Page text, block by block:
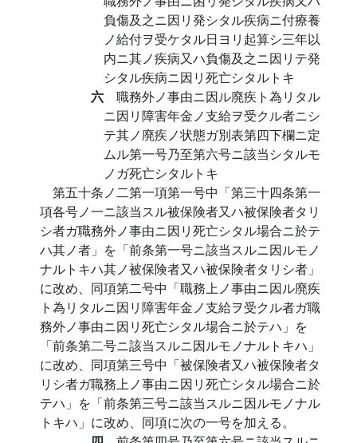
負傷及之ニ因リ発シタル疾病ニ付療養
ノ給付ヲ受ケタル日ヨリ起算シ三年以
内ニ其ノ疾病又ハ負傷及之ニ因リテ発
シタル疾病ニ因リ死亡シタルトキ
六 職務外ノ事由ニ因ル廃疾ト為リタル
ニ因リ障害年金ノ支給ヲ受クル者ニシ
テ其ノ廃疾ノ状態ガ別表第四下欄ニ定
ムル第一号乃至第六号ニ該当シタルモ
ノガ死亡シタルトキ
第五十条ノ二第一項第一号中「第三十四条第一
項各号ノ一ニ該当スル被保険者又ハ被保険者タリ
シ者ガ職務外ノ事由ニ因リ死亡シタル場合ニ於テ
ハ其ノ者」を「前条第一号ニ該当スルニ因ルモノ
ナルトキハ其ノ被保険者又ハ被保険者タリシ者」
に改め、同項第二号中「職務上ノ事由ニ因ル廃疾
ト為リタルニ因リ障害年金ノ支給ヲ受クル者ガ職
務外ノ事由ニ因リ死亡シタル場合ニ於テハ」を
「前条第二号ニ該当スルニ因ルモノナルトキハ」
に改め、同項第三号中「被保険者又ハ被保険者タ
リシ者ガ職務上ノ事由ニ因リ死亡シタル場合ニ於
テハ」を「前条第三号ニ該当スルニ因ルモノナル
トキハ」に改め、同項に次の一号を加える。